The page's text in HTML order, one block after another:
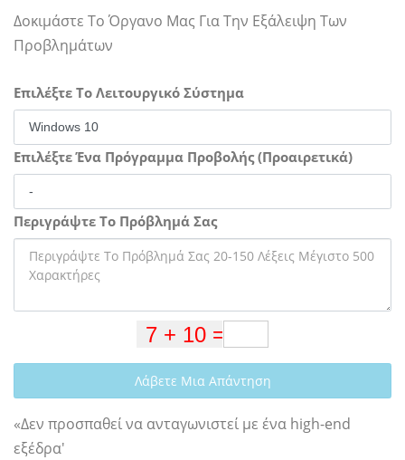
Δοκιμάστε Το Όργανο Μας Για Την Εξάλειψη Των
Προβλημάτων
Επιλέξτε Το Λειτουργικό Σύστημα
Επιλέξτε Ένα Πρόγραμμα Προβολής (Προαιρετικά)
Περιγράψτε Το Πρόβλημά Σας
Λάβετε Μια Απάντηση
«Δεν προσπαθεί να ανταγωνιστεί με ένα high-end
εξέδρα'